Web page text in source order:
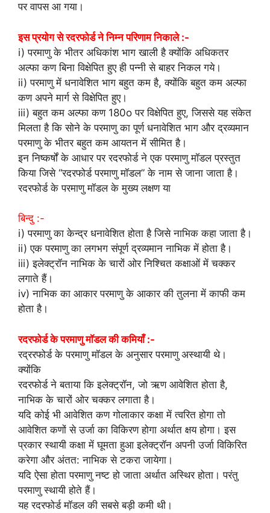
पर वापस आ गया।
इस प्रयोग से रदरफोर्ड ने निम्न परिणाम निकाले :-
i) परमाणु के भीतर अधिकांश भाग खाली है क्योंकि अधिकतर
अल्फा कण बिना विक्षेपित हुए ही पन्नी से बाहर निकल गये।
ii) परमाणु में धनावेशित भाग बहुत कम है, क्योंकि बहुत कम अल्फा
कण अपने मार्ग से विक्षेपित हुए।
iii) बहुत कम अल्फा कण 180o पर विक्षेपित हुए, जिससे यह संकेत
मिलता है कि सोने के परमाणु का पूर्ण धनावेशित भाग और द्रव्यमान
परमाणु के भीतर बहुत कम आयतन में सीमित है।
इन निष्कर्षों के आधार पर रदरफोर्ड ने एक परमाणु मॉडल प्रस्तुत
किया जिसे “रदरफोर्ड परमाणु मॉडल” के नाम से जाना जाता है।
रदरफोर्ड के परमाणु मॉडल के मुख्य लक्षण या
बिन्दु :-
i) परमाणु का केन्द्र धनावेशित होता है जिसे नाभिक कहा जाता है।
ii) एक परमाणु का लगभग संपूर्ण द्रव्यमान नाभिक में होता है।
iii) इलेक्ट्रॉन नाभिक के चारों ओर निश्चित कक्षाओं में चक्कर
लगाते हैं।
iv) नाभिक का आकार परमाणु के आकार की तुलना में काफी कम
होता है।
रदरफोर्ड के परमाणु मॉडल की कमियाँ :-
रद्ररफोर्ड के परमाणु मॉडल के अनुसार परमाणु अस्थायी थे।
क्योंकि
रदरफोर्ड ने बताया कि इलेक्ट्रॉन, जो ऋण आवेशित होता है,
नाभिक के चारों ओर चक्कर लगाता है।
यदि कोई भी आवेशित कण गोलाकार कक्षा में त्वरित होगा तो
आवेशित कणों से उर्जा का विकिरण होगा अर्थात क्षय होगा। इस
प्रकार स्थायी कक्षा में घूमता हुआ इलेक्ट्रॉन अपनी उर्जा विकिरित
करेगा और अंतत: नाभिक से टकरा जायेगा।
यदि ऐसा होता परमाणु नष्ट हो जाता अर्थात अस्थिर होता। परंतु
परमाणु स्थायी होते हैं।
यह रदरफोर्ड मॉडल की सबसे बड़ी कमी थी।